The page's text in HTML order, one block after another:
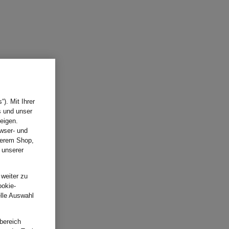
Mit Ihrer
und unser
und
Shop,
zu
Auswahl